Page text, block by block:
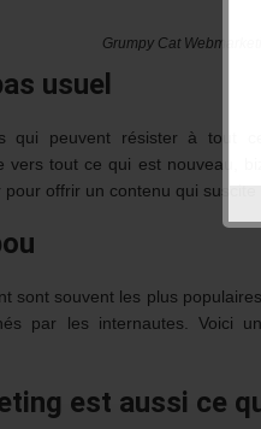
Grumpy Cat
usuel
qui peuvent résister à tout
vers tout ce qui est nouveau,
offrir un contenu qui suscite
sont souvent les plus
par les internautes. Voici
est aussi ce